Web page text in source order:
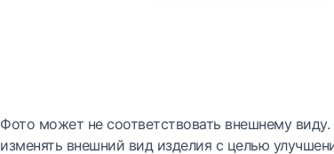
Фото может не соответствовать внешнему
изменять внешний вид изделия с целью